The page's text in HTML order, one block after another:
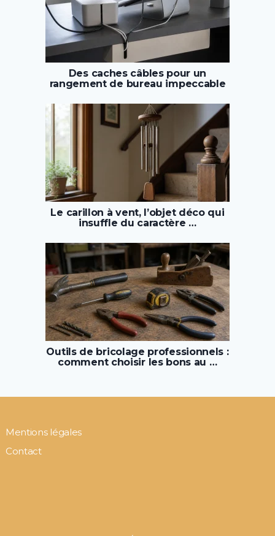
Des caches câbles pour un
rangement de bureau impeccable
Le carillon à vent, l’objet déco qui
insuffle du caractère …
Outils de bricolage professionnels :
comment choisir les bons au …
Mentions légales
Contact